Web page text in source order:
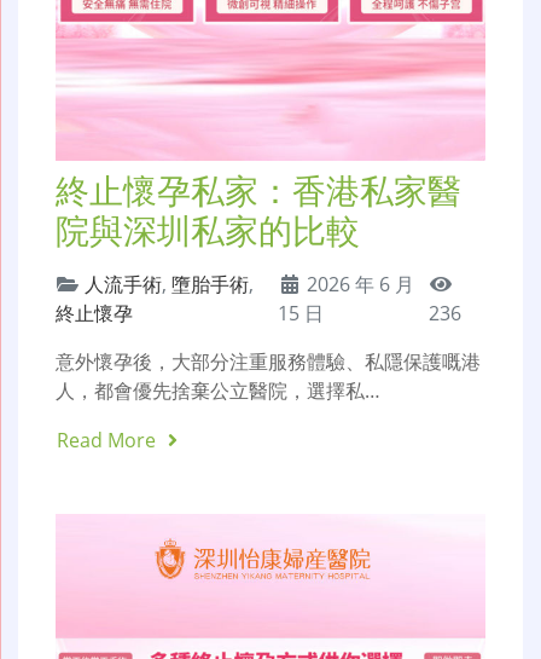
終止懷孕私家：香港私家醫
院與深圳私家的比較
人流手術, 墮胎手術,
終止懷孕
2026 年 6 月
15 日
236
意外懷孕後，大部分注重服務體驗、私隱保護嘅港
人，都會優先捨棄公立醫院，選擇私…
Read More